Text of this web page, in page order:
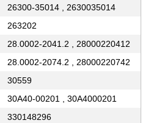
26300-35014 , 2630035014
263202
28.0002-2041.2 , 28000220412
28.0002-2074.2 , 28000220742
30559
30A40-00201 , 30A4000201
330148296